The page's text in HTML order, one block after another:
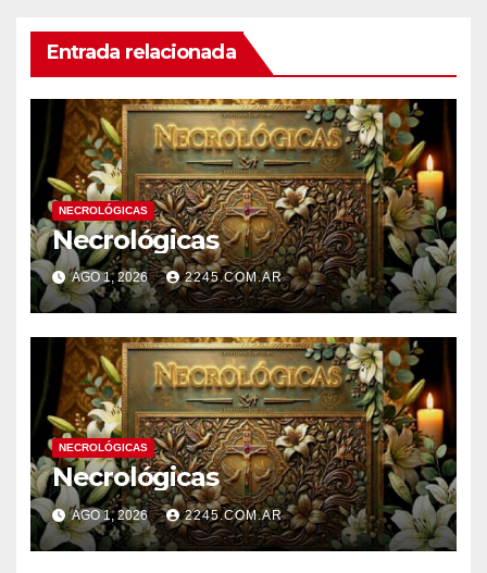
Entrada relacionada
NECROLÓGICAS
Necrológicas
AGO 1, 2026 2245.COM.AR
NECROLÓGICAS
Necrológicas
AGO 1, 2026 2245.COM.AR